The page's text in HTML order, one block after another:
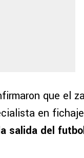
que el
en
salida del